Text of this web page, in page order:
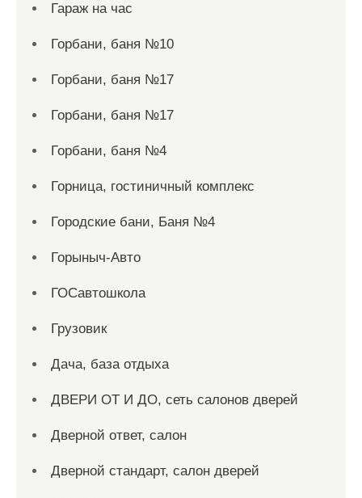
Гараж на час
Горбани, баня №10
Горбани, баня №17
Горбани, баня №17
Горбани, баня №4
Горница, гостиничный комплекс
Городские бани, Баня №4
Горыныч-Авто
ГОСавтошкола
Грузовик
Дача, база отдыха
ДВЕРИ ОТ И ДО, сеть салонов дверей
Дверной ответ, салон
Дверной стандарт, салон дверей